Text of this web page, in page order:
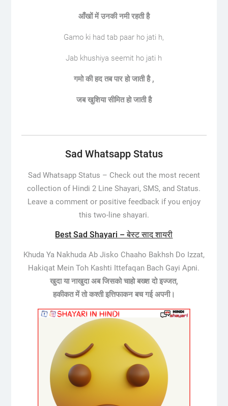
आँखों में उनकी नमी रहती है
Gamo ki had tab paar ho jati h,
Jab khushiya seemit ho jati h
गमो की हद तब पार हो जाती है,
जब खुशिया सीमित हो जाती है
Sad Whatsapp Status
Sad Whatsapp Status – Check out the most recent
collection of Hindi 2 Line Shayari, SMS, and Status.
Leave a comment or positive feedback if you enjoy
this two-line shayari.
Best Sad Shayari – बेस्ट साद शायरी
Khuda Ya Nakhuda Ab Jisko Chaaho Bakhsh Do Izzat,
Hakiqat Mein Toh Kashti Ittefaqan Bach Gayi Apni.
खुदा या नाखुदा अब जिसको चाहो बख्श दो इज्जत,
हकीकत में तो कश्ती इत्तिफाकन बच गई अपनी।